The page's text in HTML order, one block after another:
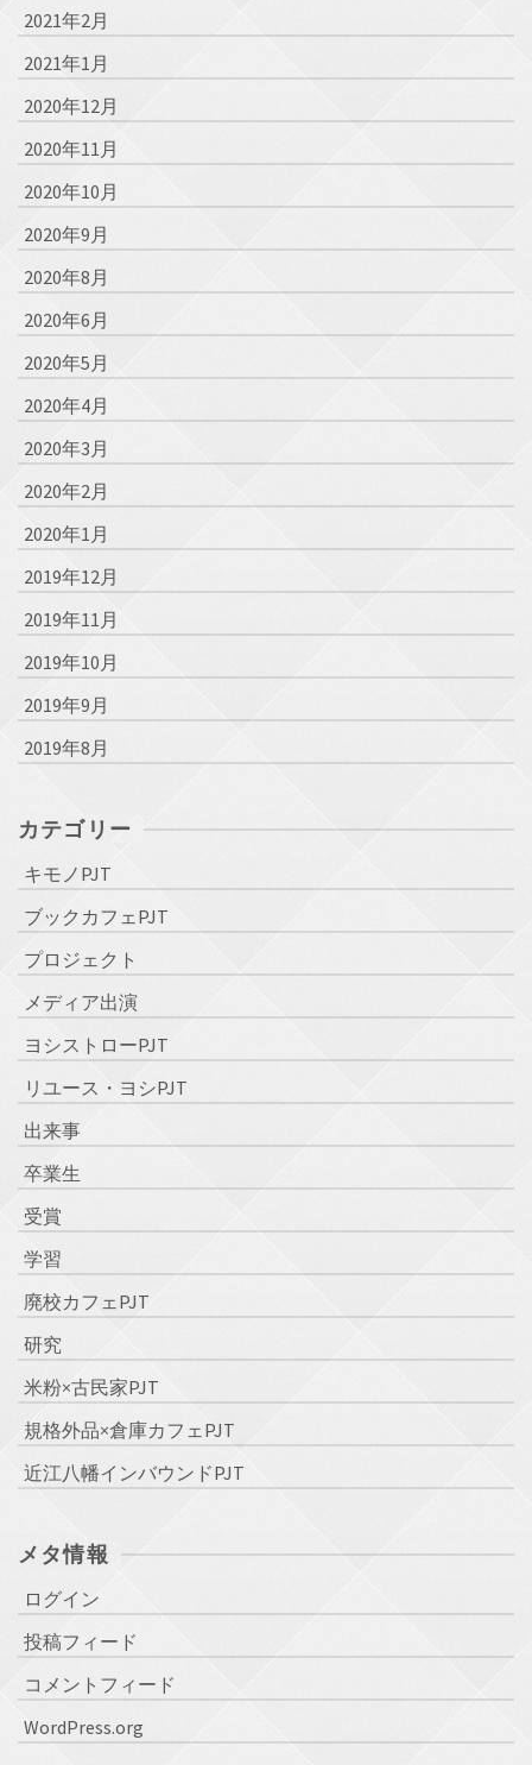
2021年2月
2021年1月
2020年12月
2020年11月
2020年10月
2020年9月
2020年8月
2020年6月
2020年5月
2020年4月
2020年3月
2020年2月
2020年1月
2019年12月
2019年11月
2019年10月
2019年9月
2019年8月
カテゴリー
キモノPJT
ブックカフェPJT
プロジェクト
メディア出演
ヨシストローPJT
リユース・ヨシPJT
出来事
卒業生
受賞
学習
廃校カフェPJT
研究
米粉×古民家PJT
規格外品×倉庫カフェPJT
近江八幡インバウンドPJT
メタ情報
ログイン
投稿フィード
コメントフィード
WordPress.org